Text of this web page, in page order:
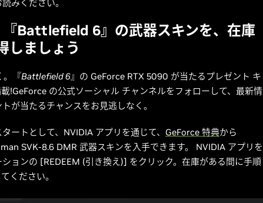
みください。
Battlefield 6』の武器スキンを、在庫
しましょう
。『Battlefield 6』の GeForce RTX 5090 が当たるプレゼント キ
!GeForce の公式ソーシャル チャンネルをフォローして、最新情
が当たるチャンスをお見逃しなく。
ートとして、NVIDIA アプリを通じて、 GeForce 特典から
SVK-8.6 DMR 武器スキンを入手できます。 NVIDIA アプリを
ョンの [REDEEM (引き換え)] をクリック。在庫がある間に手順
ください。